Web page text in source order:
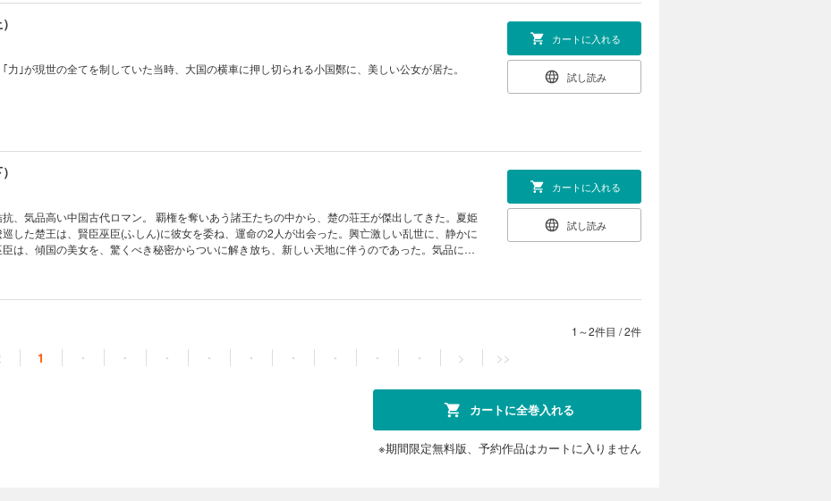
力｣が現世の全てを制していた当時、大国の横車に押し切られる小国鄭に、美しい公女が居た。
カートに入れる
試し読み
、気品高い中国古代ロマン。 覇権を奪いあう諸王たちの中から、楚の荘王が傑出してきた。夏姫
した楚王は、賢臣巫臣(ふしん)に彼女を委ね、運命の2人が出会った。興亡激しい乱世に、静かに
は、傾国の美女を、驚くべき秘密からついに解き放ち、新しい天地に伴うのであった。気品にみ
カートに入れる
試し読み
1～2件目 /2件
1 ・ ・ ・ ・ ・ ・ ・ ・ ・ > >>
カートに全巻入れる
※期間限定無料版、予約作品はカートに入りません